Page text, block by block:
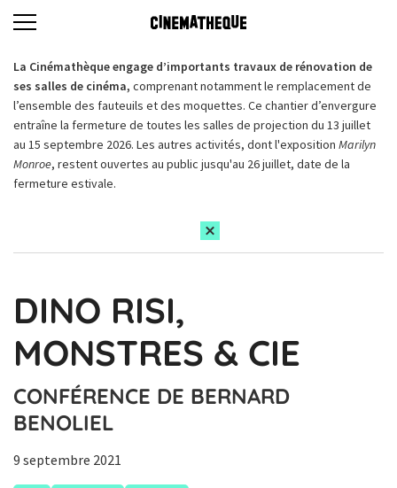
La Cinémathèque engage d’importants travaux de rénovation de
ses salles de cinéma, comprenant notamment le remplacement de
l’ensemble des fauteuils et des moquettes. Ce chantier d’envergure
entraîne la fermeture de toutes les salles de projection du 13 juillet
au 15 septembre 2026. Les autres activités, dont l'exposition Marilyn
Monroe, restent ouvertes au public jusqu'au 26 juillet, date de la
fermeture estivale.
DINO RISI,
MONSTRES & CIE
CONFÉRENCE DE BERNARD
BENOLIEL
9 septembre 2021